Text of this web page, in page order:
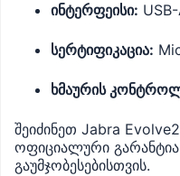
ინტერფეისი:
სერტიფიკაცია:
ხმაურის
შეიძინეთ Jabra
ოფიციალური გარანტია
გაუმჯობესებისთვის.